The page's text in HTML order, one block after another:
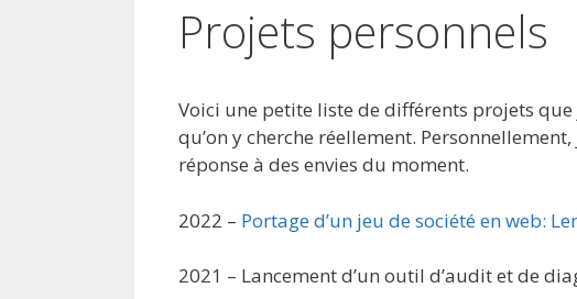
Projets personnels
Voici une petite liste de différents projets que
qu’on y cherche réellement.
réponse à des envies du moment.
2022 – Portage d’un jeu de société en web:
2021 – Lancement d’un outil d’audit et de